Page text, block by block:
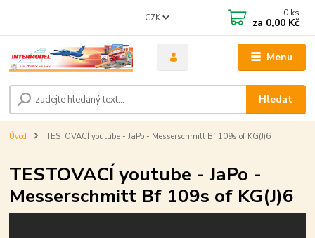
Menu
CZK
Hledat
0 ks
za 0,00 Kč
Úvod TESTOVACÍ youtube - JaPo - Messerschmitt Bf 109s of KG(J)6
TESTOVACÍ youtube - JaPo -
Messerschmitt Bf 109s of KG(J)6